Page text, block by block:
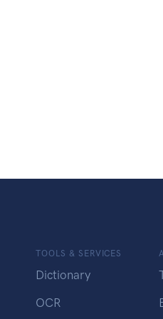
TOOLS & SERVICES
Dictionary
OCR